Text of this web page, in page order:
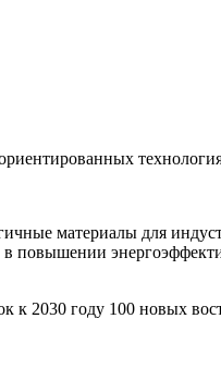
материалы для
к 2030 году 100 новых